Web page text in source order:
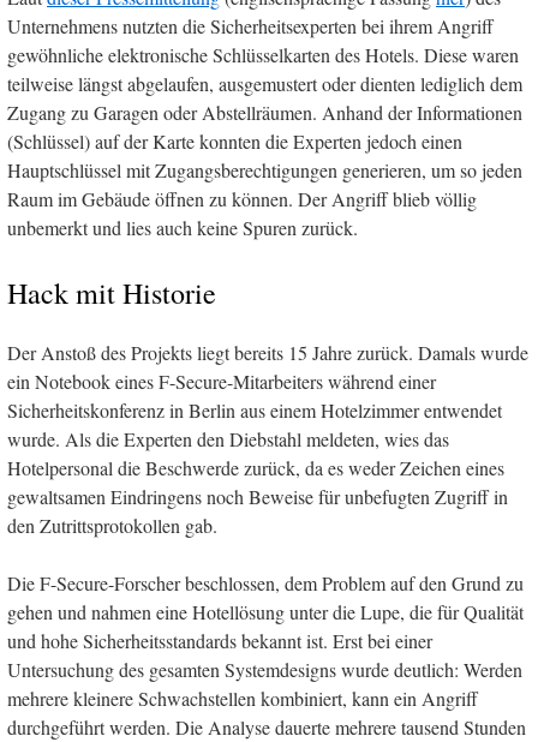
Unternehmens nutzten die Sicherheitsexperten bei ihrem Angriff
gewöhnliche elektronische Schlüsselkarten des Hotels. Diese waren
teilweise längst abgelaufen, ausgemustert oder dienten lediglich dem
Zugang zu Garagen oder Abstellräumen. Anhand der Informationen
(Schlüssel) auf der Karte konnten die Experten jedoch einen
Hauptschlüssel mit Zugangsberechtigungen generieren, um so jeden
Raum im Gebäude öffnen zu können. Der Angriff blieb völlig
unbemerkt und lies auch keine Spuren zurück.
Hack mit Historie
Der Anstoß des Projekts liegt bereits 15 Jahre zurück. Damals wurde
ein Notebook eines F-Secure-Mitarbeiters während einer
Sicherheitskonferenz in Berlin aus einem Hotelzimmer entwendet
wurde. Als die Experten den Diebstahl meldeten, wies das
Hotelpersonal die Beschwerde zurück, da es weder Zeichen eines
gewaltsamen Eindringens noch Beweise für unbefugten Zugriff in
den Zutrittsprotokollen gab.
Die F-Secure-Forscher beschlossen, dem Problem auf den Grund zu
gehen und nahmen eine Hotellösung unter die Lupe, die für Qualität
und hohe Sicherheitsstandards bekannt ist. Erst bei einer
Untersuchung des gesamten Systemdesigns wurde deutlich: Werden
mehrere kleinere Schwachstellen kombiniert, kann ein Angriff
durchgeführt werden. Die Analyse dauerte mehrere tausend Stunden